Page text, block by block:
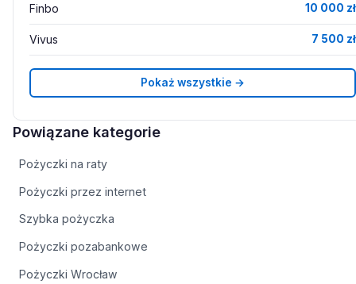
Finbo 10 000 zł
Vivus 7 500 zł
Pokaż wszystkie →
Powiązane kategorie
Pożyczki na raty
Pożyczki przez internet
Szybka pożyczka
Pożyczki pozabankowe
Pożyczki Wrocław